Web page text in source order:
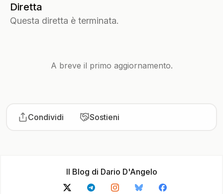
Diretta
Questa diretta è terminata.
A breve il primo aggiornamento.
Condividi Sostieni
Il Blog di Dario D'Angelo